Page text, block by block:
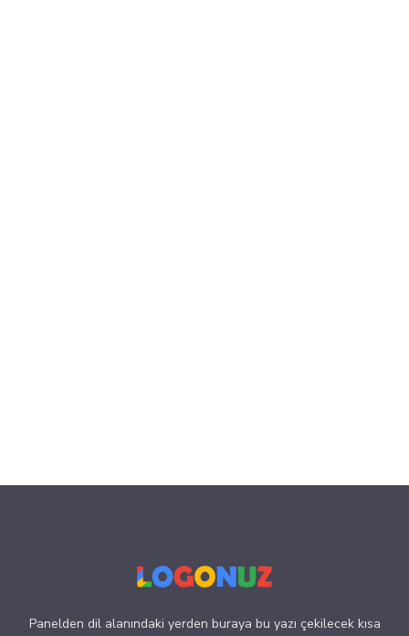
Panelden dil alanındaki yerden buraya bu yazı çekilecek kısa